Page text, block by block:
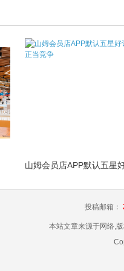
投稿邮箱：
本站文章来源于网络,